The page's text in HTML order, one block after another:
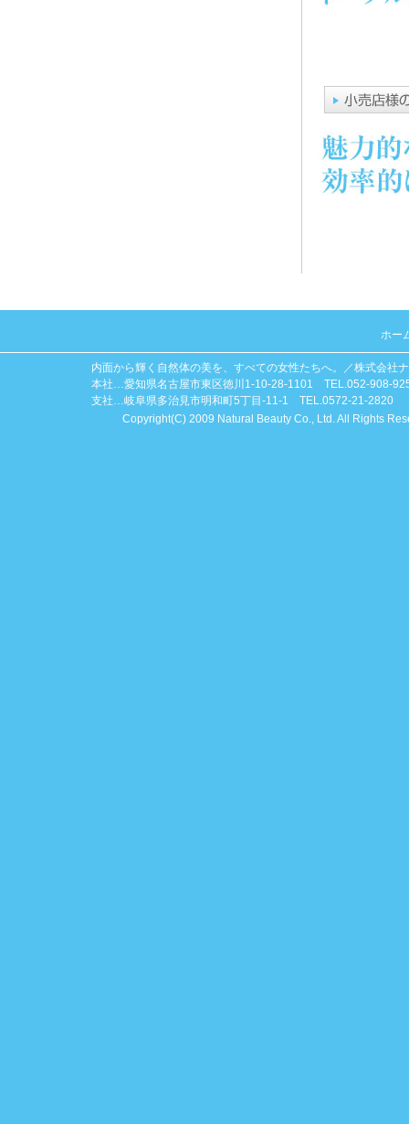
ホー
内面から輝く自然体の美を、すべての女性たちへ。／株式会社
本社…愛知県名古屋市東区徳川1-10-28-1101 TEL.052-908-
支社…岐阜県多治見市明和町5丁目-11-1 TEL.0572-21-2820
Copyright(C) 2009 Natural Beauty Co., Ltd. All Rights